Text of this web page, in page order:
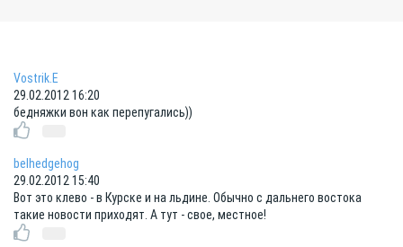
Vostrik.E
29.02.2012 16:20
бедняжки вон как перепугались))
belhedgehog
29.02.2012 15:40
Вот это клево - в Курске и на льдине. Обычно с дальнего востока
такие новости приходят. А тут - свое, местное!